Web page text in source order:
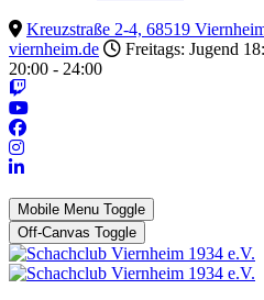
Kreuzstraße 2-4, 68519
viernheim.de
Freitags: Jugend
20:00 - 24:00
Mobile Menu Toggle
Off-Canvas Toggle